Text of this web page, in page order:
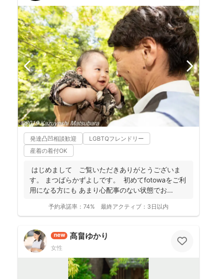
発達凸凹相談歓迎
LGBTQフレンドリー
産着の着付OK
はじめまして ご覧いただきありがとうございま
す。 まつばらかずよしです。 初めてfotowaをご利
用になる方にも あまり心配事のない状態でお...
予約承諾率： 74% 最終アクティブ： 3日以内
new 髙畠ゆかり
女性